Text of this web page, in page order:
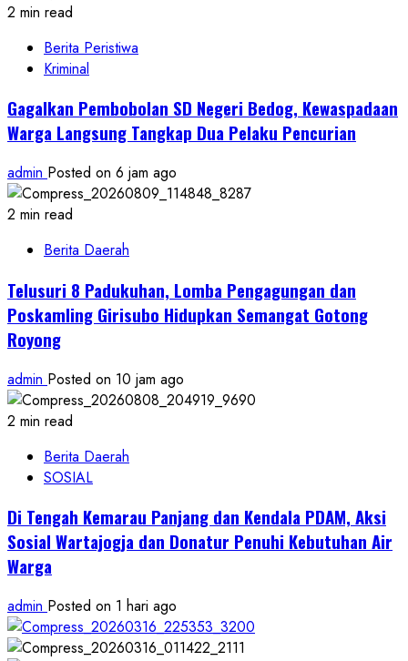
2 min read
Berita Peristiwa
Kriminal
Gagalkan Pembobolan SD Negeri Bedog, Kewaspadaan
Warga Langsung Tangkap Dua Pelaku Pencurian
admin Posted on 6 jam ago
2 min read
Berita Daerah
Telusuri 8 Padukuhan, Lomba Pengagungan dan
Poskamling Girisubo Hidupkan Semangat Gotong
Royong
admin Posted on 10 jam ago
2 min read
Berita Daerah
SOSIAL
Di Tengah Kemarau Panjang dan Kendala PDAM, Aksi
Sosial Wartajogja dan Donatur Penuhi Kebutuhan Air
Warga
admin Posted on 1 hari ago